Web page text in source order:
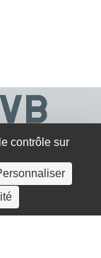
contrôle sur